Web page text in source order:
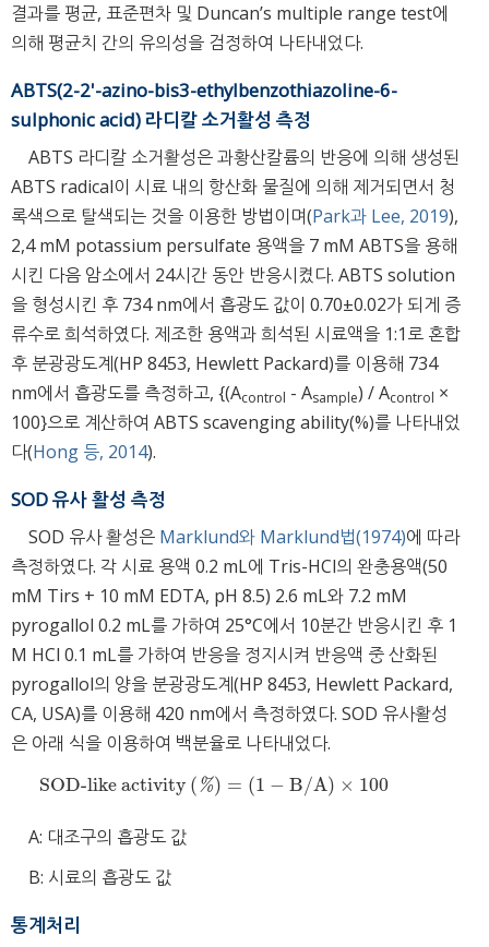
결과를 평균, 표준편차 및 Duncan’s multiple range test에
의해 평균치 간의 유의성을 검정하여 나타내었다.
ABTS(2-2'-azino-bis3-ethylbenzothiazoline-6-
sulphonic acid) 라디칼 소거활성 측정
ABTS 라디칼 소거활성은 과황산칼륨의 반응에 의해 생성된
ABTS radical이 시료 내의 항산화 물질에 의해 제거되면서 청
록색으로 탈색되는 것을 이용한 방법이며(Park과 Lee, 2019),
2,4 mM potassium persulfate 용액을 7 mM ABTS을 용해
시킨 다음 암소에서 24시간 동안 반응시켰다. ABTS solution
을 형성시킨 후 734 nm에서 흡광도 값이 0.70±0.02가 되게 증
류수로 희석하였다. 제조한 용액과 희석된 시료액을 1:1로 혼합
후 분광광도계(HP 8453, Hewlett Packard)를 이용해 734
nm에서 흡광도를 측정하고, {(Acontrol - Asample) / Acontrol ×
100}으로 계산하여 ABTS scavenging ability(%)를 나타내었
다(Hong 등, 2014).
SOD 유사 활성 측정
SOD 유사 활성은 Marklund와 Marklund법(1974)에 따라
측정하였다. 각 시료 용액 0.2 mL에 Tris-HCl의 완충용액(50
mM Tirs + 10 mM EDTA, pH 8.5) 2.6 mL와 7.2 mM
pyrogallol 0.2 mL를 가하여 25°C에서 10분간 반응시킨 후 1
M HCl 0.1 mL를 가하여 반응을 정지시켜 반응액 중 산화된
pyrogallol의 양을 분광광도계(HP 8453, Hewlett Packard,
CA, USA)를 이용해 420 nm에서 측정하였다. SOD 유사활성
은 아래 식을 이용하여 백분율로 나타내었다.
SOD-like activity ( %) = (1 − B/A) × 100
SOD-like activity(%)= (1− B/ A)×100
A: 대조구의 흡광도 값
B: 시료의 흡광도 값
통계처리